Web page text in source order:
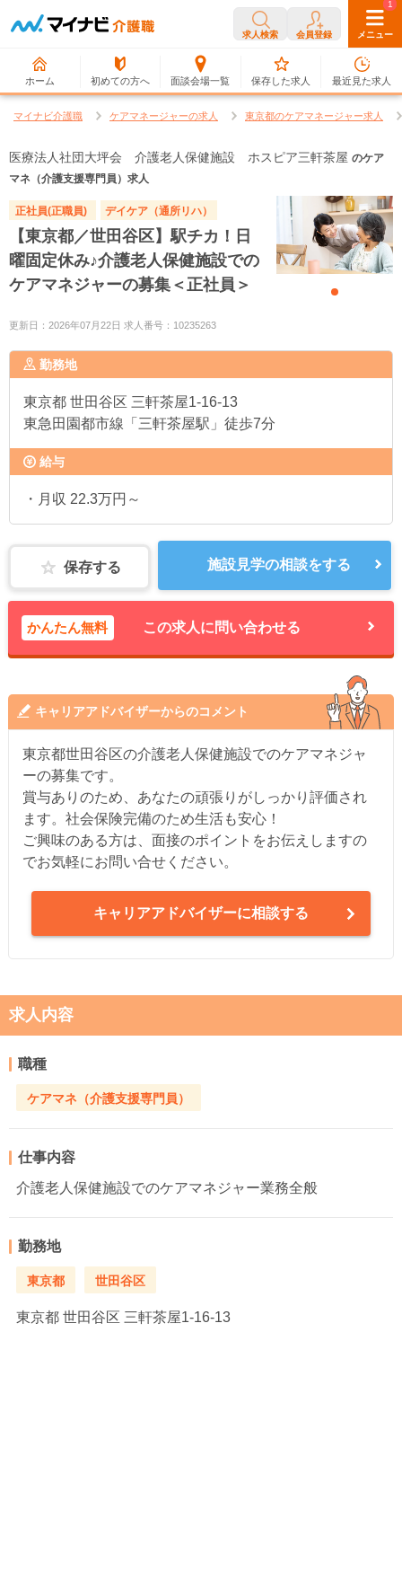
求人検索 会員登録 メニュー
ホーム 初めての方へ 面談会場一覧
0
保存した求人
1
最近見た求人
マイナビ介護職 ケアマネージャーの求人 東京都のケアマネージャー求人
医療法人社団大坪会 介護老人保健施設 ホスピア三軒茶屋 のケア
マネ（介護支援専門員）求人
正社員(正職員) デイケア（通所リハ）
【東京都／世田谷区】駅チカ！日
曜固定休み♪介護老人保健施設での
ケアマネジャーの募集＜正社員＞
更新日：2026年07月22日 求人番号：10235263
勤務地
東京都 世田谷区 三軒茶屋1-16-13
東急田園都市線「三軒茶屋駅」徒歩7分
給与
・月収 22.3万円～
保存する 施設見学の相談をする
かんたん無料 この求人に問い合わせる
キャリアアドバイザーからのコメント
東京都世田谷区の介護老人保健施設でのケアマネジャ
ーの募集です。
賞与ありのため、あなたの頑張りがしっかり評価され
ます。社会保険完備のため生活も安心！
ご興味のある方は、面接のポイントをお伝えしますの
でお気軽にお問い合せください。
キャリアアドバイザーに相談する
求人内容
職種
ケアマネ（介護支援専門員）
仕事内容
介護老人保健施設でのケアマネジャー業務全般
勤務地
東京都 世田谷区
東京都 世田谷区 三軒茶屋1-16-13